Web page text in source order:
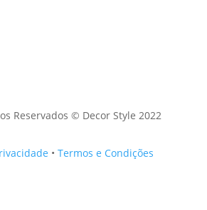
Reservados © Decor Style 2022
•Termos e Condições